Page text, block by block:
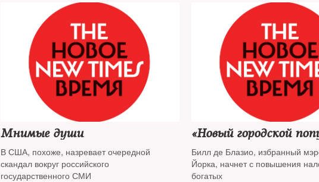
Мнимые души
В США, похоже, назревает очередной
скандал вокруг российского
государственного СМИ
«Новый городской
Билл де Блазио, избранный
Йорка, начнет с повышения
богатых